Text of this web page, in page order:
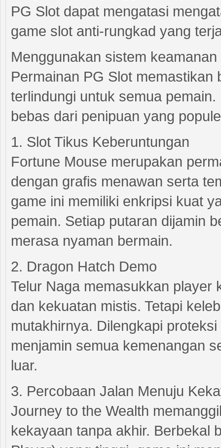
PG Slot dapat mengatasi
game slot anti-rungkad yang
Menggunakan sistem
Permainan PG Slot
terlindungi untuk semua
bebas dari penipuan yang
1. Slot Tikus Keberuntungan
Fortune Mouse merupakan
dengan grafis menawan serta
game ini memiliki enkripsi kuat
pemain. Setiap putaran dijamin
merasa nyaman bermain.
2. Dragon Hatch Demo
Telur Naga memasukkan player
dan kekuatan mistis. Tetapi
mutakhirnya. Dilengkapi
menjamin semua kemenangan
luar.
3. Percobaan Jalan Menuju
Journey to the Wealth
kekayaan tanpa akhir. Berbekal